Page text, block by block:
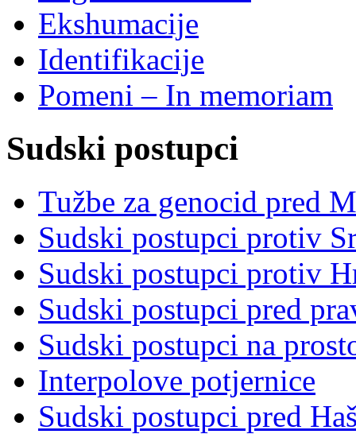
Ekshumacije
Identifikacije
Pomeni – In memoriam
Sudski postupci
Tužbe za genocid pred
Sudski postupci protiv
Sudski postupci protiv
Sudski postupci pred
Sudski postupci na
Interpolove potjernice
Sudski postupci pred